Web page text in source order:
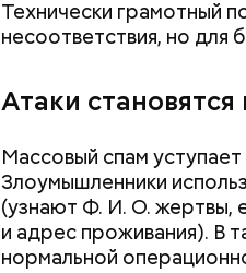
Технически грамотный
несоответствия, но для
Атаки
Массовый спам
Злоумышленники
(узнают Ф. И. О. жертвы,
и адрес проживания). В
нормальной
День малины со
сочетания этой ягоды
только малину со
ингредиентов. Их можно
самостоятельно вместе